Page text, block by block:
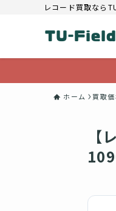
レコード買取なら
ホーム 買取